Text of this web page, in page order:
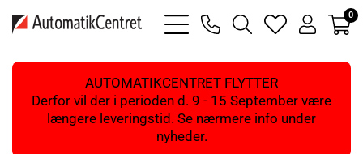
bars
light
phone
magnifying
glass
heart
light
user
light
0
AUTOMATIKCENTRET FLYTTER
Derfor vil der i perioden d. 9 - 15 September være
længere leveringstid. Se nærmere info under
nyheder.